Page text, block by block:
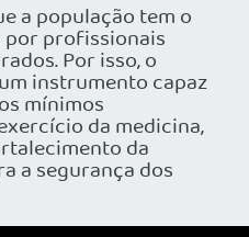
a população tem o
profissionais
Por isso, o
instrumento capaz
mínimos
da medicina,
da
a segurança dos